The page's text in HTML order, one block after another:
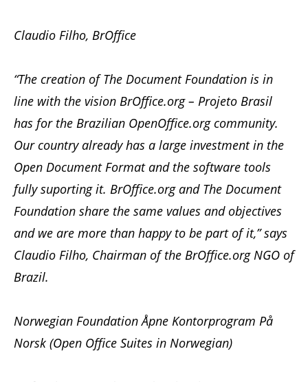
Claudio Filho, BrOffice
“The creation of The Document Foundation is in
line with the vision BrOffice.org – Projeto Brasil
has for the Brazilian OpenOffice.org community.
Our country already has a large investment in the
Open Document Format and the software tools
fully suporting it. BrOffice.org and The Document
Foundation share the same values and objectives
and we are more than happy to be part of it,” says
Claudio Filho, Chairman of the BrOffice.org NGO of
Brazil.
Norwegian Foundation Åpne Kontorprogram På
Norsk (Open Office Suites in Norwegian)